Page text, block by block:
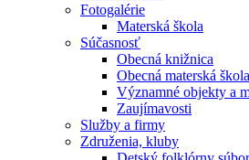
Fotogalérie
Materská škola
Súčasnosť
Obecná knižnica
Obecná materská škola
Významné objekty a
Zaujímavosti
Služby a firmy
Združenia, kluby